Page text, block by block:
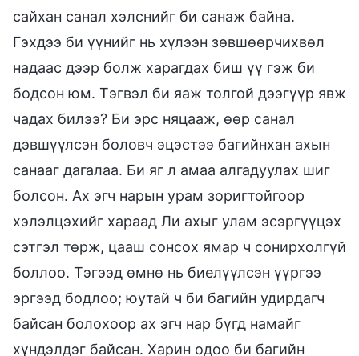
сайхан санал хэлснийг би санаж байна.
Гэхдээ би үүнийг нь хүлээн зөвшөөрчихвөл
надаас дээр болж харагдах биш үү гэж би
бодсон юм. Тэгвэл би яаж толгой дээгүүр явж
чадах билээ? Би эрс няцааж, өөр санал
дэвшүүлсэн боловч эцэстээ багийнхан ахын
санааг дагалаа. Би яг л амаа алгадуулах шиг
болсон. Ах эгч нарын урам зоригтойгоор
хэлэлцэхийг хараад Ли ахыг улам эсэргүүцэх
сэтгэл төрж, цааш сонсох ямар ч сонирхолгүй
боллоо. Тэгээд өмнө нь биелүүлсэн үүргээ
эргээд бодлоо; юутай ч би багийн удирдагч
байсан болохоор ах эгч нар бүгд намайг
хүндэлдэг байсан. Харин одоо би багийн